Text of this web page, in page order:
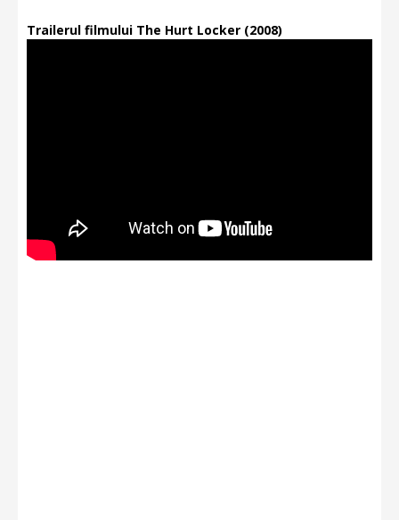
Trailerul filmului The Hurt Locker (2008)